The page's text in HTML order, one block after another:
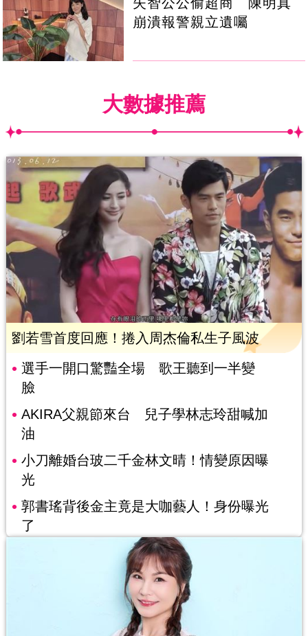
崩潰報警親立遺囑
大數據推薦
劉若雪首度回應！捲入周杰倫私生子風波
選手一開口驚豔全場 歌王聽到一半變
臉
AKIRA父親節來台 兒子學林志玲甜喊加
油
小刀離婚台玻二千金林文晴！情變原因曝
光
郭書瑤背後金主竟是大咖藝人！身份曝光
了